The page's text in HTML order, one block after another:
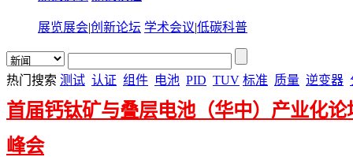
展览展会|创新论坛 学术会议|低碳科普
热门搜索 测试 认证 组件 电池 PID TUV 标准 质量 逆变器
首届钙钛矿与叠层电池（华中）产业化论
峰会